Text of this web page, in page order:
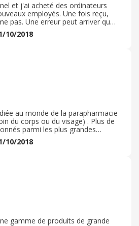
et j'ai acheté des ordinateurs
employés. Une fois reçu,
pas. Une erreur peut arriver que
monde. J'ai donc appelé Dell pour
électronique, sachant que
les 3 semaines: Ce processus
et un maximum de 3
vous recevrez une
valider l'échange de votre
support technique ( DELL) et ne
pas annuler la commande. Je
ordinateur. Merci Dell!
10/2018
au monde de la parapharmacie
du corps ou du visage) . Plus de
parmi les plus grandes
: acide Hyaluronique d'Idune,
ou Surgidermmais aussi
FIABLE INFORMEE PAR SMS DE
bon dialogue, rapide et le
apprécié.
10/2018
gamme de produits de grande